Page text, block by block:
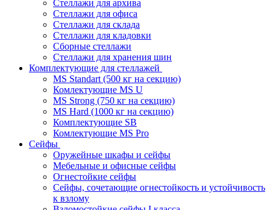
Стеллажи для архива
Стеллажи для офиса
Стеллажи для склада
Стеллажи для кладовки
Сборные стеллажи
Стеллажи для хранения шин
Комплектующие для стеллажей
MS Standart (500 кг на секцию)
Комлектующие MS U
MS Strong (750 кг на секцию)
MS Hard (1000 кг на секцию)
Комплектующие SB
Комлектующие MS Pro
Сейфы
Оружейные шкафы и сейфы
Мебельные и офисные сейфы
Огнестойкие сейфы
Сейфы, сочетающие огнестойкость и устойчивость
к взлому